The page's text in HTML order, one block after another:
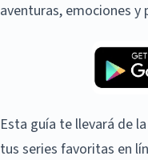
aventuras, emociones y
Esta guía te llevará de
tus series favoritas en